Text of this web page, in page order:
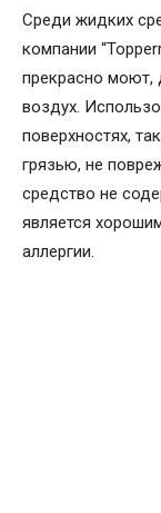
Среди жидких
компании
прекрасно моют,
воздух.
поверхностях,
грязью, не
средство не
является
аллергии.